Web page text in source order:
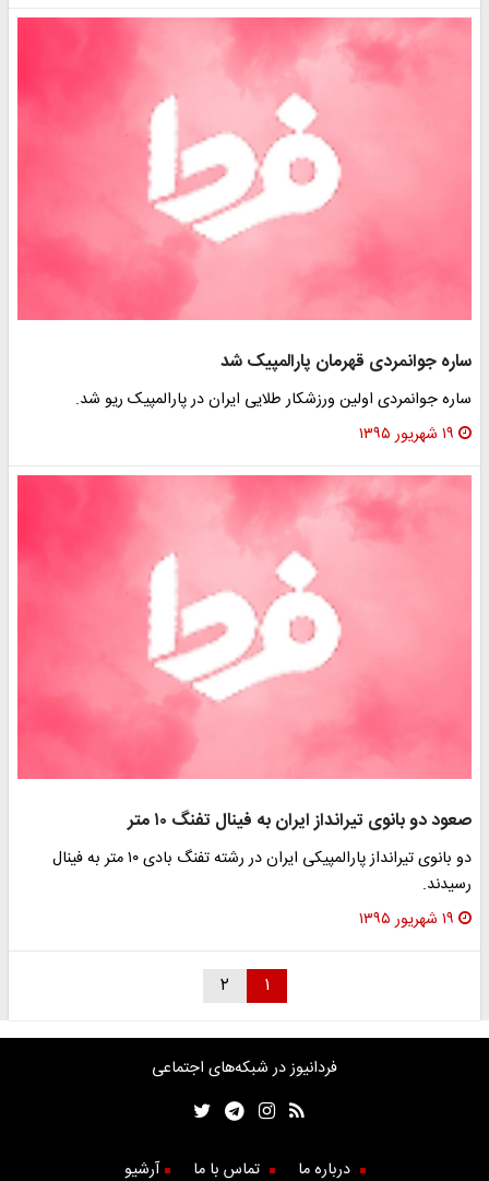
ساره جوانمردی قهرمان پارالمپیک شد
ساره جوانمردی اولین ورزشکار طلایی ایران در پارالمپیک ریو شد.
۱۹ شهریور ۱۳۹۵
صعود دو بانوی تیرانداز ایران به فینال تفنگ ۱۰ متر
دو بانوی تیرانداز پارالمپیکی ایران در رشته تفنگ بادی ۱۰ متر به فینال
رسیدند.
۱۹ شهریور ۱۳۹۵
۱ ۲
فردانیوز در شبکه‌های اجتماعی
درباره ما تماس با ما آرشیو